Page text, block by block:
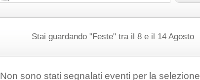
Stai guardando "Feste" tra il 8 e il 14 Agosto
Non sono stati segnalati eventi per la selezione